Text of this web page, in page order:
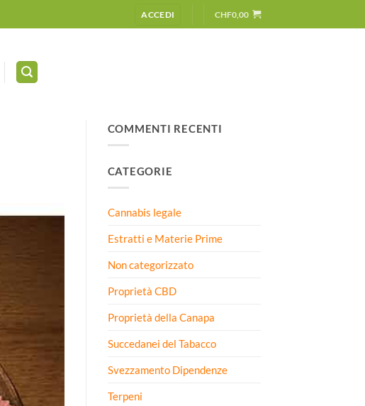
ACCEDI CHF0,00
COMMENTI RECENTI
CATEGORIE
Cannabis legale
Estratti e Materie Prime
Non categorizzato
Proprietà CBD
Proprietà della Canapa
Succedanei del Tabacco
Svezzamento Dipendenze
Terpeni